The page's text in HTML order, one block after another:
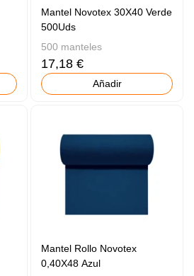
Mantel Novotex 30X40 Verde
500Uds
500 manteles
17,18 €
Añadir
Mantel Rollo Novotex
0,40X48 Azul